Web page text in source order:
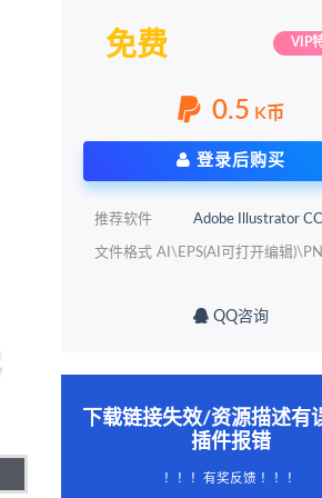
免费 VIP
0.5 K币
登录后购买
推荐软件 Adobe Illustrator
文件格式 AI\EPS(AI可打开编辑
QQ咨询
下载链接失效/资源描述有
插件报错
！！！有奖反馈 ！！！